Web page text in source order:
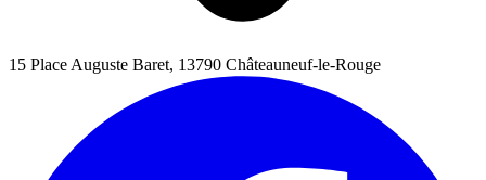
15 Place Auguste Baret, 13790 Châteauneuf-le-Rouge